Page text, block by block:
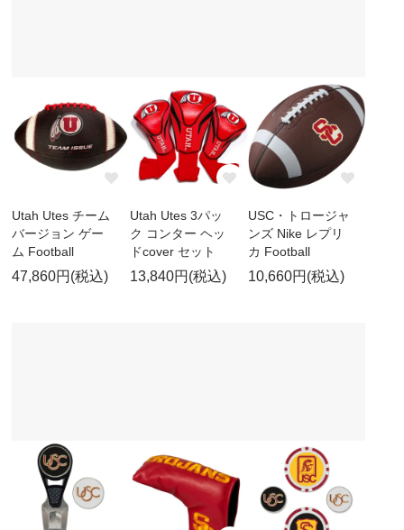
Utah Utes チーム
バージョン ゲー
ム Football
47,860円(税込)
Utah Utes 3パッ
ク コンター ヘッ
ドcover セット
13,840円(税込)
USC・トロージャ
ンズ Nike レプリ
カ Football
10,660円(税込)